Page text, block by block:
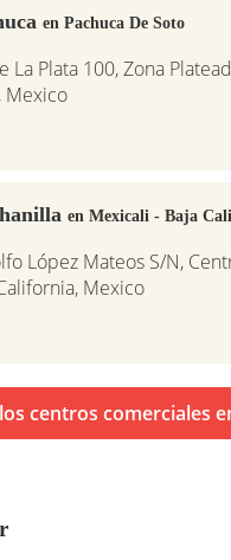
en Pachuca De Soto
La Plata 100, Zona
Mexico
en Mexicali - Baja
López Mateos S/N,
Mexico
centros comerciales